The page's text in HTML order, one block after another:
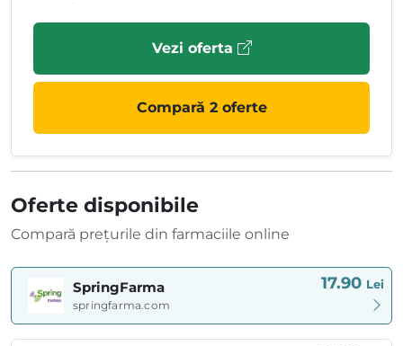
Vezi oferta
Compară 2 oferte
Oferte disponibile
Compară prețurile din farmaciile online
SpringFarma
springfarma.com
17.90 Lei